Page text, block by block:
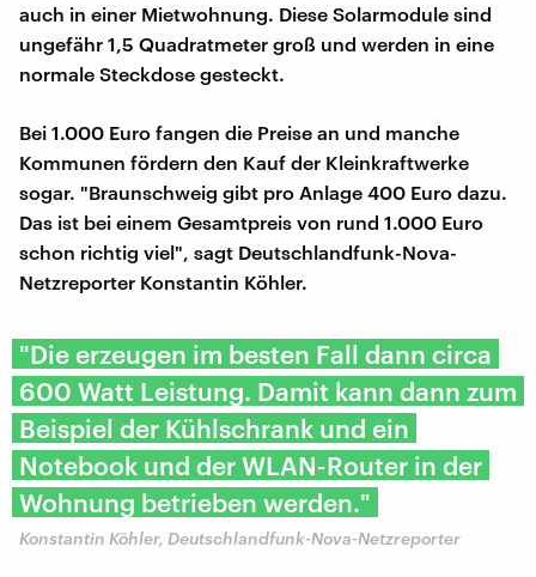
auch in einer Mietwohnung. Diese Solarmodule sind
ungefähr 1,5 Quadratmeter groß und werden in eine
normale Steckdose gesteckt.
Bei 1.000 Euro fangen die Preise an und manche
Kommunen fördern den Kauf der Kleinkraftwerke
sogar. "Braunschweig gibt pro Anlage 400 Euro dazu.
Das ist bei einem Gesamtpreis von rund 1.000 Euro
schon richtig viel", sagt Deutschlandfunk-Nova-
Netzreporter Konstantin Köhler.
"Die erzeugen im besten Fall dann circa
600 Watt Leistung. Damit kann dann zum
Beispiel der Kühlschrank und ein
Notebook und der WLAN-Router in der
Wohnung betrieben werden."
Konstantin Köhler, Deutschlandfunk-Nova-Netzreporter